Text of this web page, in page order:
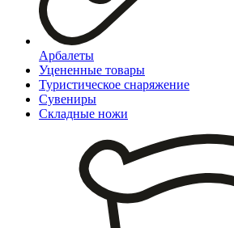
Арбалеты
Уцененные товары
Туристическое снаряжение
Сувениры
Складные ножи